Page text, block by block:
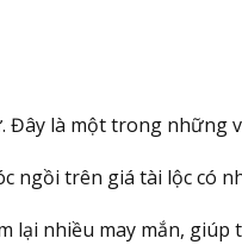
Đây là một trong
trên giá tài lộc có
nhiều may mắn,